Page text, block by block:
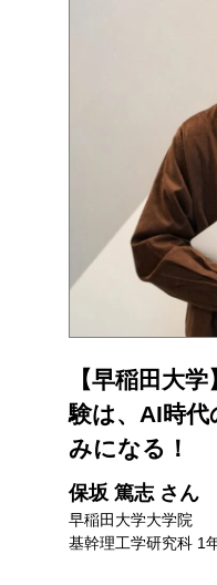
【早稲田大
験は、AI時
みになる！
保坂 篤志 さん
早稲田大学大学院
基幹理工学研究科 1